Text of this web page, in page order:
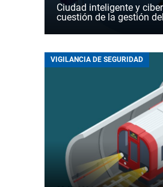
Ciudad inteligente y
cuestión de la gestión
VIGILANCIA DE SEGURIDAD